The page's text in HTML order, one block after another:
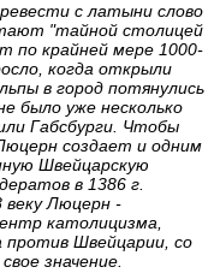
с латыни слово
"тайной столицей
по крайней мере 1000-
когда открыли
в город потянулись
было уже несколько
Габсбурги. Чтобы
создает и одним
Швейцарскую
в 1386 г.
веку Люцерн -
католицизма,
против Швейцарии, со
значение.